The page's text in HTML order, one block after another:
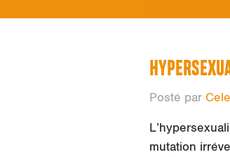
Posté par
mutation